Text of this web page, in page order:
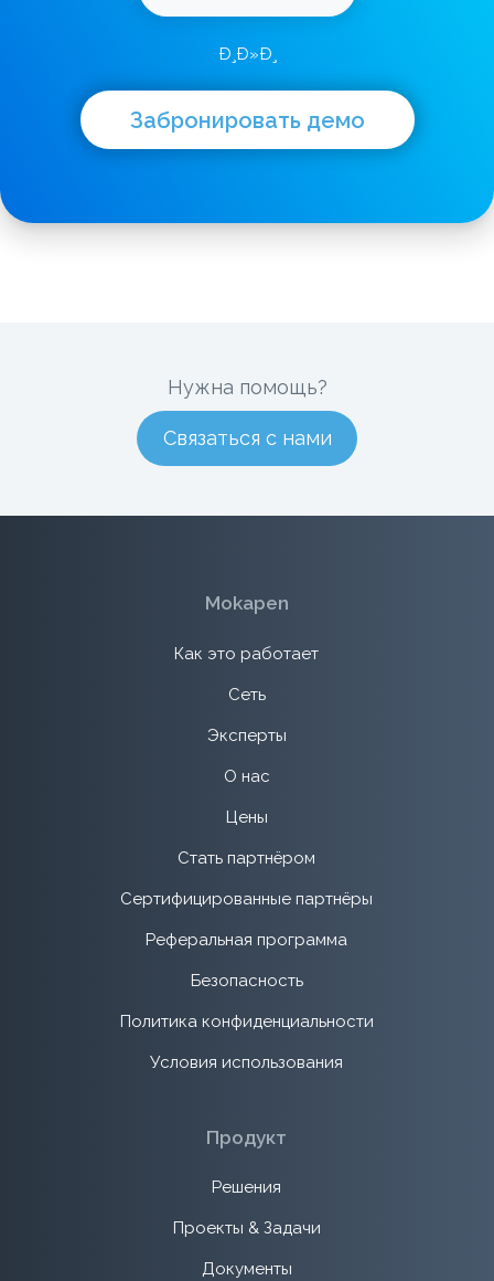
Ð¸Ð»Ð¸
Забронировать демо
Нужна помощь?
Связаться с нами
Mokapen
Как это работает
Сеть
Эксперты
О нас
Цены
Стать партнёром
Сертифицированные партнёры
Реферальная программа
Безопасность
Политика конфиденциальности
Условия использования
Продукт
Решения
Проекты & Задачи
Документы